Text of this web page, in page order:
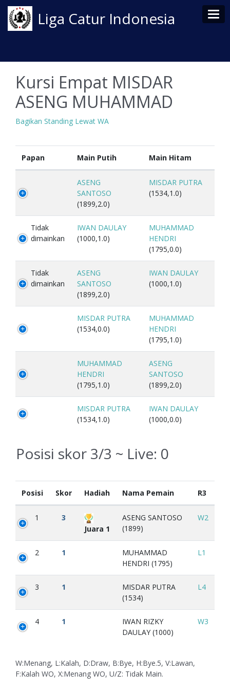
Liga Catur Indonesia
Kursi Empat MISDAR
ASENG MUHAMMAD
Bagikan Standing Lewat WA
Papan Main Putih Main Hitam
ASENG
SANTOSO
(1899,2.0)
MISDAR PUTRA
(1534,1.0)
Tidak
dimainkan
IWAN DAULAY
(1000,1.0)
MUHAMMAD
HENDRI
(1795,0.0)
Tidak
dimainkan
ASENG
SANTOSO
(1899,2.0)
IWAN DAULAY
(1000,1.0)
MISDAR PUTRA
(1534,0.0)
MUHAMMAD
HENDRI
(1795,1.0)
MUHAMMAD
HENDRI
(1795,1.0)
ASENG
SANTOSO
(1899,2.0)
MISDAR PUTRA
(1534,1.0)
IWAN DAULAY
(1000,0.0)
Posisi skor 3/3 ~ Live: 0
Posisi Skor Hadiah Nama Pemain R3
1
3
Juara 1
ASENG SANTOSO
(1899)
W2
2 1
MUHAMMAD
HENDRI (1795)
L1
3 1
MISDAR PUTRA
(1534)
L4
4 1
IWAN RIZKY
DAULAY (1000)
W3
W:Menang, L:Kalah, D:Draw, B:Bye, H:Bye.5, V:Lawan,
F:Kalah WO, X:Menang WO, U/Z: Tidak Main.